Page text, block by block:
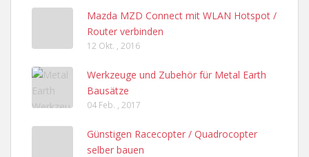
Mazda MZD Connect mit WLAN Hotspot /
Router verbinden
12 Okt. , 2016
Werkzeuge und Zubehör für Metal Earth
Bausätze
04 Feb. , 2017
Günstigen Racecopter / Quadrocopter
selber bauen